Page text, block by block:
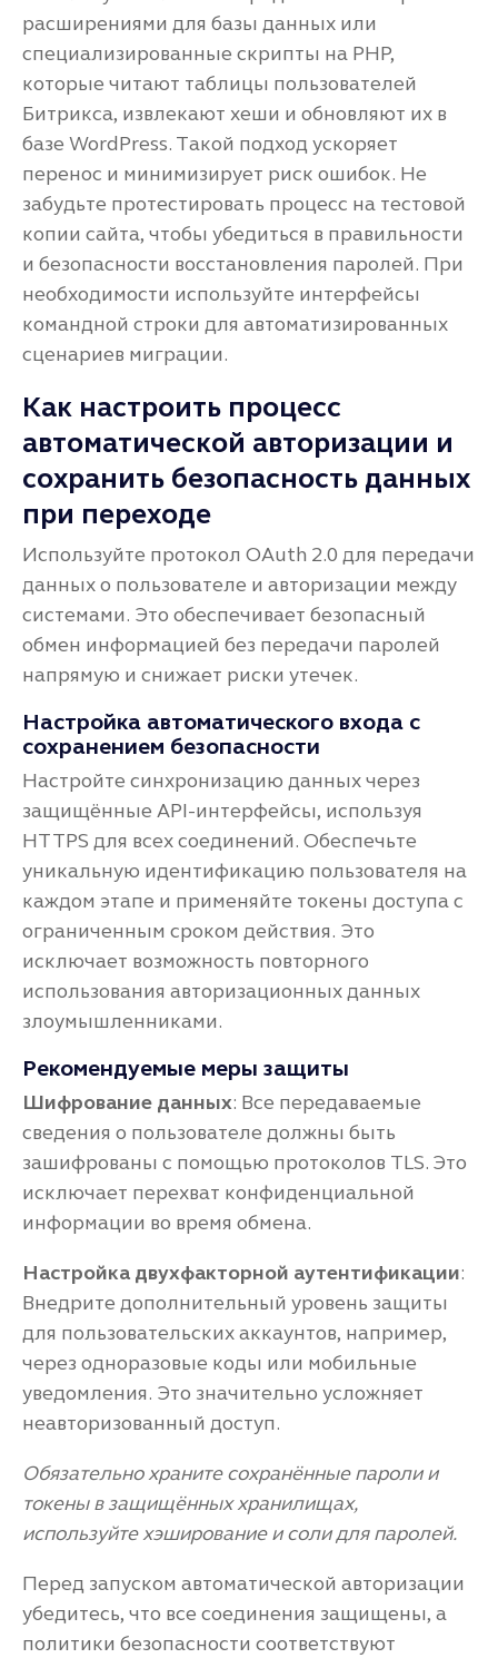
расширениями для базы данных или
специализированные скрипты на PHP,
которые читают таблицы пользователей
Битрикса, извлекают хеши и обновляют их в
базе WordPress. Такой подход ускоряет
перенос и минимизирует риск ошибок. Не
забудьте протестировать процесс на тестовой
копии сайта, чтобы убедиться в правильности
и безопасности восстановления паролей. При
необходимости используйте интерфейсы
командной строки для автоматизированных
сценариев миграции.
Как настроить процесс
автоматической авторизации и
сохранить безопасность данных
при переходе
Используйте протокол OAuth 2.0 для передачи
данных о пользователе и авторизации между
системами. Это обеспечивает безопасный
обмен информацией без передачи паролей
напрямую и снижает риски утечек.
Настройка автоматического входа с
сохранением безопасности
Настройте синхронизацию данных через
защищённые API-интерфейсы, используя
HTTPS для всех соединений. Обеспечьте
уникальную идентификацию пользователя на
каждом этапе и применяйте токены доступа с
ограниченным сроком действия. Это
исключает возможность повторного
использования авторизационных данных
злоумышленниками.
Рекомендуемые меры защиты
Шифрование данных: Все передаваемые
сведения о пользователе должны быть
зашифрованы с помощью протоколов TLS. Это
исключает перехват конфиденциальной
информации во время обмена.
Настройка двухфакторной аутентификации:
Внедрите дополнительный уровень защиты
для пользовательских аккаунтов, например,
через одноразовые коды или мобильные
уведомления. Это значительно усложняет
неавторизованный доступ.
Обязательно храните сохранённые пароли и
токены в защищённых хранилищах,
используйте хэширование и соли для паролей.
Перед запуском автоматической авторизации
убедитесь, что все соединения защищены, а
политики безопасности соответствуют